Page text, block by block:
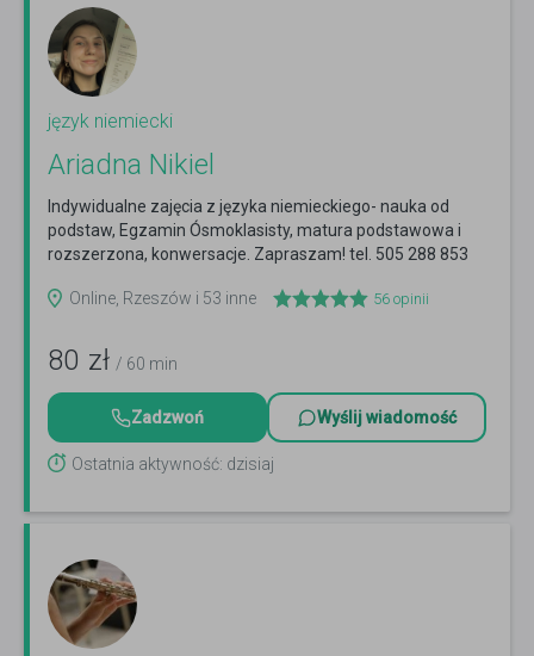
język niemiecki
Ariadna Nikiel
Indywidualne zajęcia z języka niemieckiego- nauka od
podstaw, Egzamin Ósmoklasisty, matura podstawowa i
rozszerzona, konwersacje. Zapraszam! tel. 505 288 853
Online, Rzeszów i 53 inne
56 opinii
80 zł / 60 min
Zadzwoń Wyślij wiadomość
Ostatnia aktywność: dzisiaj